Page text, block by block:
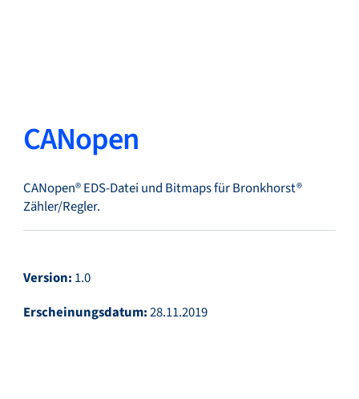
Suche... DE
Produkte
CANopen
CANopen® EDS-Datei und Bitmaps für Bronkhorst®
Zähler/Regler.
Version: 1.0
Erscheinungsdatum:28.11.2019